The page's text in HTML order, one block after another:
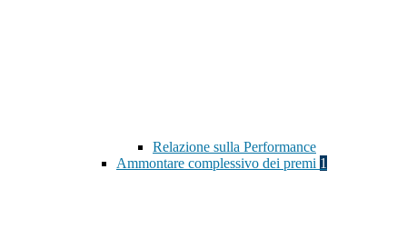
Relazione sulla Performance
Ammontare complessivo dei premi 1